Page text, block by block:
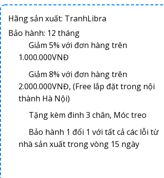
Hãng sản xuất: TranhLibra
Bảo hành: 12 tháng
Giảm 5% với đơn hàng trên
1.000.000VNĐ
Giảm 8% với đơn hàng trên
2.000.000VNĐ, (Free lắp đặt trong nội
thành Hà Nội)
Tặng kèm đinh 3 chân, Móc treo
Bảo hành 1 đổi 1 với tất cả các lỗi từ
nhà sản xuất trong vòng 15 ngày